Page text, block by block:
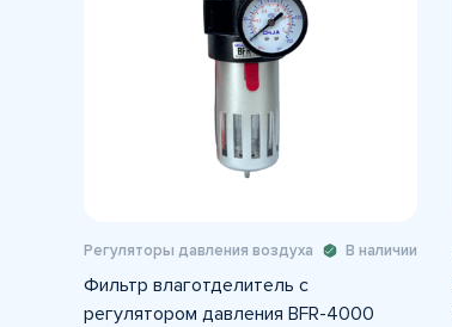
Регуляторы давления воздуха В наличии
Фильтр влаготделитель с
регулятором давления BFR-4000